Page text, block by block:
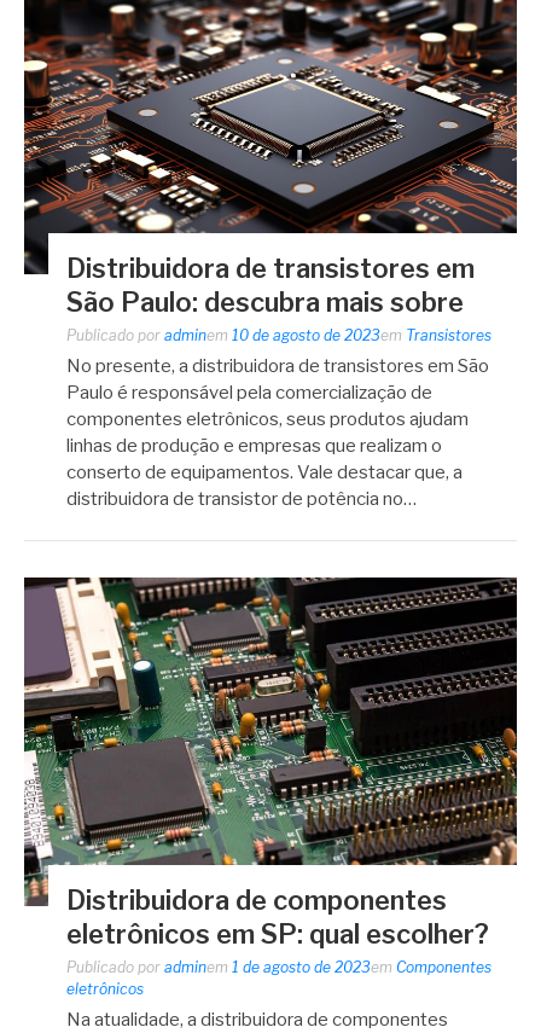
Distribuidora de transistores em
São Paulo: descubra mais sobre
Publicado por adminem 10 de agosto de 2023em Transistores
No presente, a distribuidora de transistores em São
Paulo é responsável pela comercialização de
componentes eletrônicos, seus produtos ajudam
linhas de produção e empresas que realizam o
conserto de equipamentos. Vale destacar que, a
distribuidora de transistor de potência no…
Distribuidora de componentes
eletrônicos em SP: qual escolher?
Publicado por adminem 1 de agosto de 2023em Componentes
eletrônicos
Na atualidade, a distribuidora de componentes